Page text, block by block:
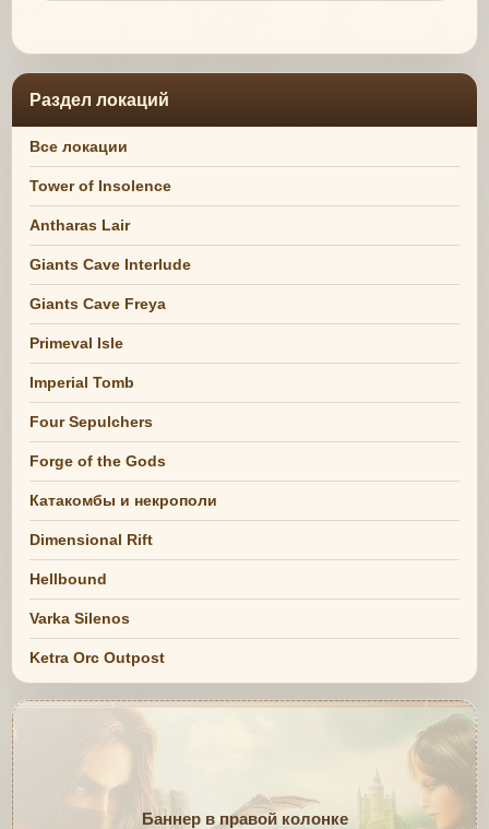
Раздел локаций
Все локации
Tower of Insolence
Antharas Lair
Giants Cave Interlude
Giants Cave Freya
Primeval Isle
Imperial Tomb
Four Sepulchers
Forge of the Gods
Катакомбы и некрополи
Dimensional Rift
Hellbound
Varka Silenos
Ketra Orc Outpost
Баннер в правой колонке